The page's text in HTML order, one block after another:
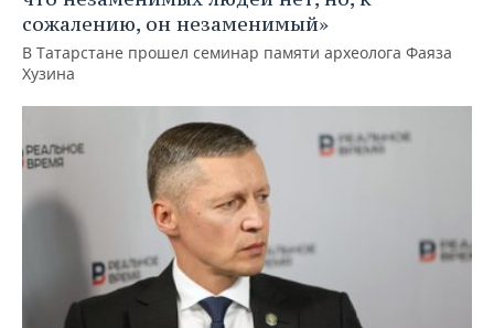
сожалению, он незаменимый»
В Татарстане прошел семинар памяти археолога Фаяза
Хузина